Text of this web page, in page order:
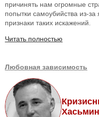
причинять нам огромные
попытки самоубийства из-
признаки таких искажений.
Читать полностью
Любовная зависимость